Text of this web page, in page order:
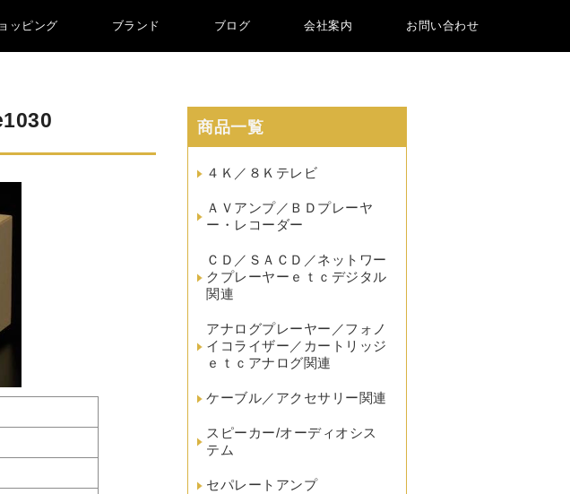
ッピング ブランド ブログ 会社案内 お問い合わせ
商品一覧
４Ｋ／８Ｋテレビ
ＡＶアンプ／ＢＤプレーヤ
ー・レコーダー
ＣＤ／ＳＡＣＤ／ネットワー
クプレーヤーｅｔｃデジタル
関連
アナログプレーヤー／フォノ
イコライザー／カートリッジ
ｅｔｃアナログ関連
ケーブル／アクセサリー関連
スピーカー/オーディオシス
テム
セパレートアンプ